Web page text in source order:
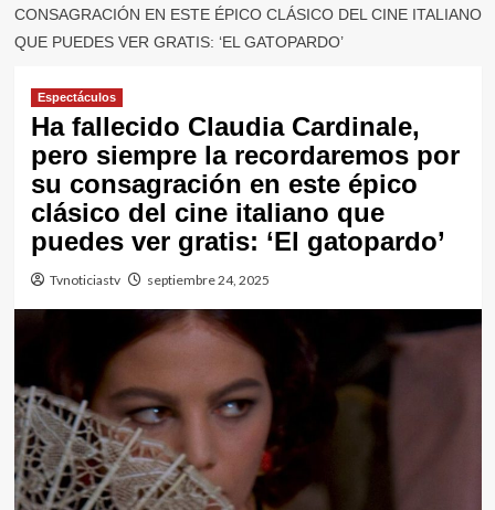
CONSAGRACIÓN EN ESTE ÉPICO CLÁSICO DEL CINE ITALIANO
QUE PUEDES VER GRATIS: ‘EL GATOPARDO’
Espectáculos
Ha fallecido Claudia Cardinale,
pero siempre la recordaremos por
su consagración en este épico
clásico del cine italiano que
puedes ver gratis: ‘El gatopardo’
Tvnoticiastv septiembre 24, 2025